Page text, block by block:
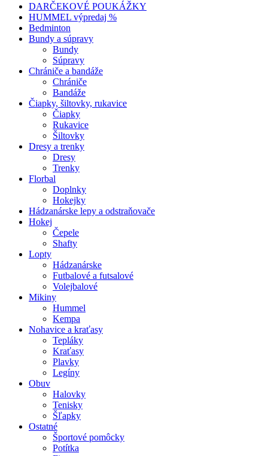
DARČEKOVÉ POUKÁŽKY
HUMMEL výpredaj %
Bedminton
Bundy a súpravy
Bundy
Súpravy
Chrániče a bandáže
Chrániče
Bandáže
Čiapky, šiltovky, rukavice
Čiapky
Rukavice
Šiltovky
Dresy a trenky
Dresy
Trenky
Florbal
Doplnky
Hokejky
Hádzanárske lepy a odstraňovače
Hokej
Čepele
Shafty
Lopty
Hádzanárske
Futbalové a futsalové
Volejbalové
Mikiny
Hummel
Kempa
Nohavice a kraťasy
Tepláky
Kraťasy
Plavky
Legíny
Obuv
Halovky
Tenisky
Šľapky
Ostatné
Športové pomôcky
Potítka